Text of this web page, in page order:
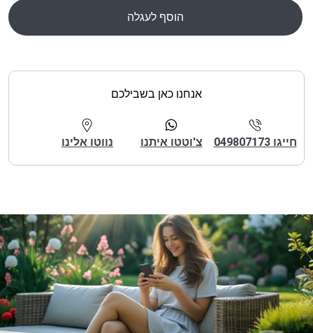
הוסף לעגלה
אנחנו כאן בשבילכם
חייגו 049807173 צ'וטטו איתנו נווטו אלינו